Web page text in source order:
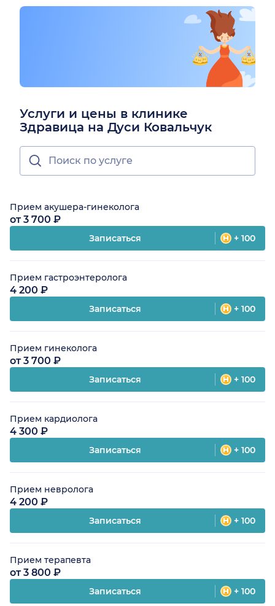
Услуги и цены в клинике
Здравица на Дуси Ковальчук
Прием акушера-гинеколога
от 3 700 ₽
Записаться + 100
Прием гастроэнтеролога
4 200 ₽
Записаться + 100
Прием гинеколога
от 3 700 ₽
Записаться + 100
Прием кардиолога
4 300 ₽
Записаться + 100
Прием невролога
4 200 ₽
Записаться + 100
Прием терапевта
от 3 800 ₽
Записаться + 100